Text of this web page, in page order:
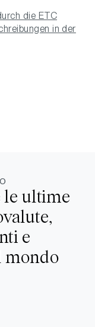
die ETC
in der
le ultime
e
mondo